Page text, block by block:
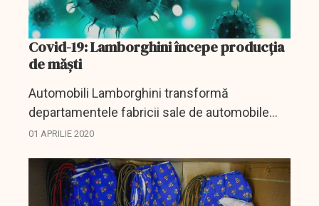
Covid-19: Lamborghini începe producția
de măști
Automobili Lamborghini transformă
departamentele fabricii sale de automobile
super sport din Sant'Agata Bolognese în spaţii
viziere de protecţie din...
01 APRILIE 2020